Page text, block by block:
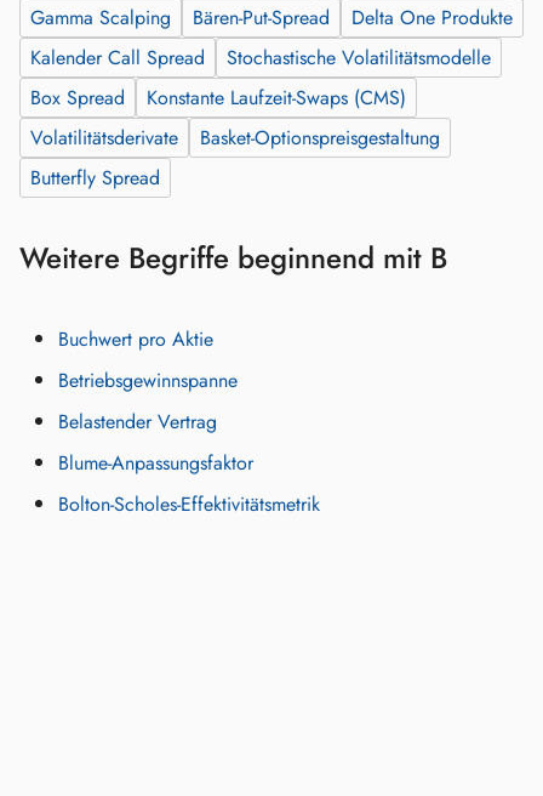
Gamma Scalping
Bären-Put-Spread
Delta One Produkte
Kalender Call Spread
Stochastische Volatilitätsmodelle
Box Spread
Konstante Laufzeit-Swaps (CMS)
Volatilitätsderivate
Basket-Optionspreisgestaltung
Butterfly Spread
Weitere Begriffe beginnend mit B
Buchwert pro Aktie
Betriebsgewinnspanne
Belastender Vertrag
Blume-Anpassungsfaktor
Bolton-Scholes-Effektivitätsmetrik